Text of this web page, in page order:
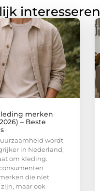
interesseren
merken
– Beste
wordt
in Nederland,
om kleding.
die niet
maar ook